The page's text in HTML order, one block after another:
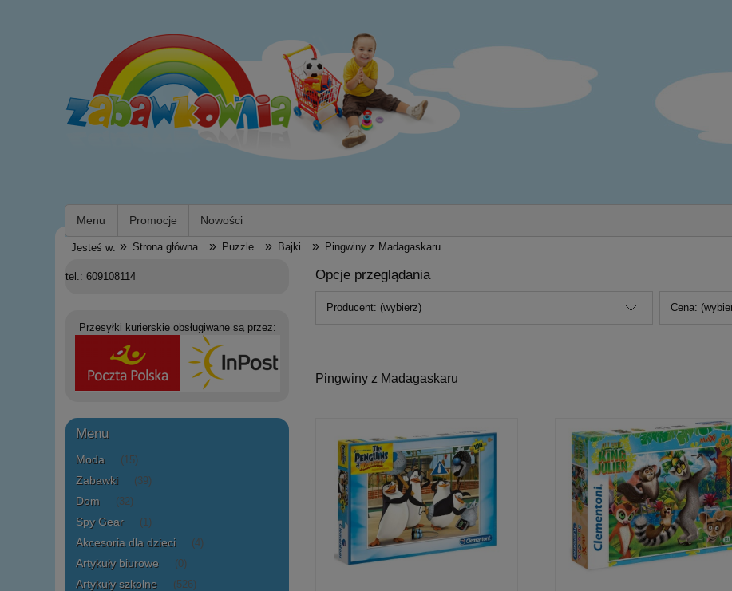
Menu Promocje Nowości
Jesteś w: » Strona główna » Puzzle » Bajki » Pingwiny z Madagaskaru
tel.: 609108114
Przesyłki kurierskie obsługiwane są przez:
Menu
Moda (15)
Zabawki (39)
Dom (32)
Spy Gear (1)
Akcesoria dla dzieci (4)
Artykuły biurowe (0)
Artykuły szkolne (526)
Opcje przeglądania
Producent: (wybierz) Cena:
Pingwiny z Madagaskaru